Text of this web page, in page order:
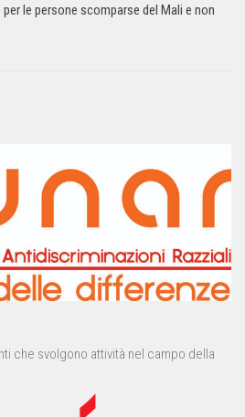
le persone scomparse del Mali e non
che svolgono attività nel campo della